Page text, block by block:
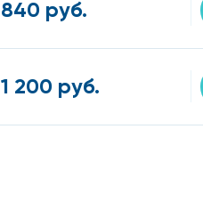
840 руб.
1 200 руб.